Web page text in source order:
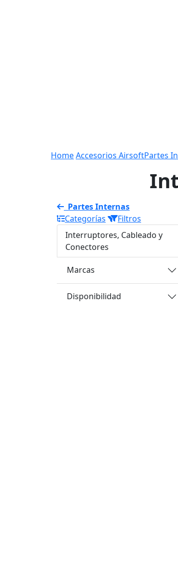
HomeAccesorios AirsoftPartes
Partes Internas
Categorías
Filtros
Interruptores, Cableado y
Conectores
Marcas
Disponibilidad